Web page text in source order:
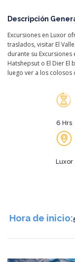
Descripción
Excursiones en Luxor
traslados, visitar El
durante su
Hatshepsut o El Dier El
luego ver a los colosos
6 Hrs
Luxor
Hora de inicio: